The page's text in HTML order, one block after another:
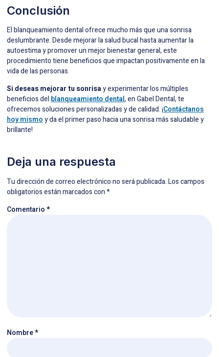
Conclusión
El blanqueamiento dental ofrece mucho más que una sonrisa
deslumbrante. Desde mejorar la salud bucal hasta aumentar la
autoestima y promover un mejor bienestar general, este
procedimiento tiene beneficios que impactan positivamente en la
vida de las personas.
Si deseas mejorar tu sonrisay experimentar los múltiples
beneficios del blanqueamiento dental, en Gabel Dental, te
ofrecemos soluciones personalizadas y de calidad. ¡Contáctanos
hoy mismoy da el primer paso hacia una sonrisa más saludable y
brillante!
Deja una respuesta
Tu dirección de correo electrónico no será publicada.Los campos
obligatorios están marcados con*
Comentario*
Nombre*